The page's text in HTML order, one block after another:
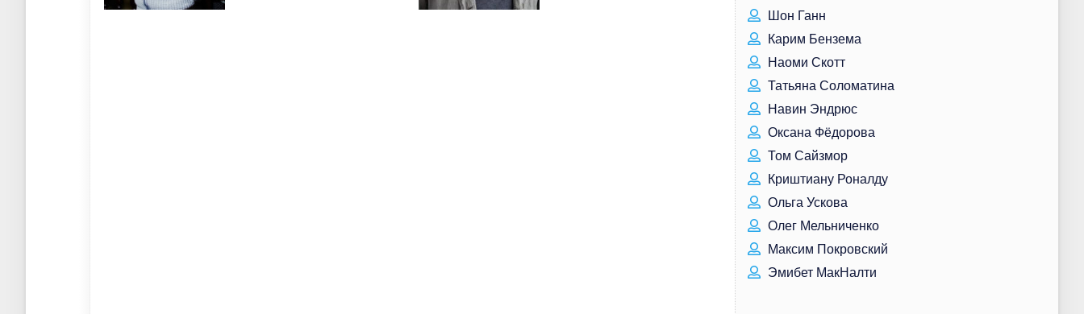
Шон Ганн
Карим Бензема
Наоми Скотт
Татьяна Соломатина
Навин Эндрюс
Оксана Фёдорова
Том Сайзмор
Криштиану Роналду
Ольга Ускова
Олег Мельниченко
Максим Покровский
Эмибет МакНалти